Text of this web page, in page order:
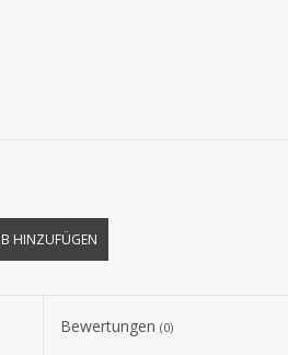
HINZUFÜGEN
Bewertungen (0)